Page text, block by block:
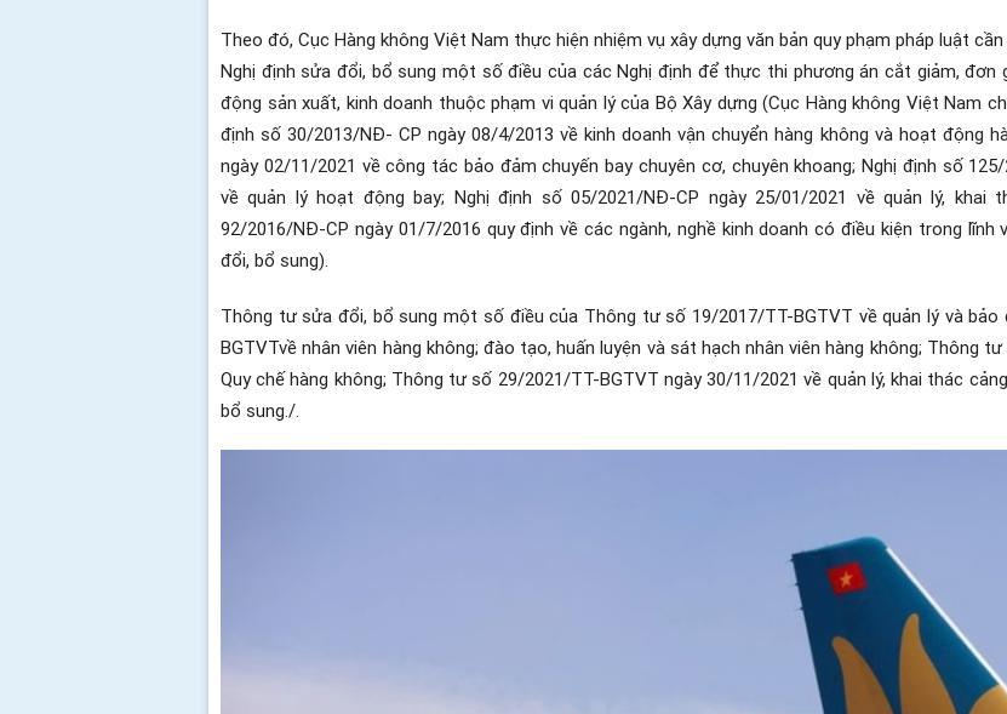
Theo đó, Cục Hàng không Việt Nam thực hiện nhiệm vụ xây dựng văn bản quy phạm pháp luật
Nghị định sửa đổi, bổ sung một số điều của các Nghị định để thực thi phương án cắt giảm, đơn
động sản xuất, kinh doanh thuộc phạm vi quản lý của Bộ Xây dựng (Cục Hàng không Việt Nam
định số 30/2013/NĐ- CP ngày 08/4/2013 về kinh doanh vận chuyển hàng không và hoạt động
ngày 02/11/2021 vềcông tác bảo đảm chuyến bay chuyên cơ, chuyên khoang; Nghị định số
về quản lý hoạt động bay; Nghị định số 05/2021/NĐ-CP ngày 25/01/2021 về quản lý, khai
92/2016/NĐ-CP ngày 01/7/2016 quy định về các ngành, nghề kinh doanh có điều kiện trong
đổi, bổ sung).
Thông tư sửa đổi, bổ sung một số điều của Thông tư số 19/2017/TT-BGTVT về quản lý và
BGTVTvề nhân viên hàng không; đào tạo, huấn luyện và sát hạch nhân viên hàng không; Thông
Quy chế hàng không; Thông tư số 29/2021/TT-BGTVT ngày 30/11/2021 về quản lý, khai thác
bổ sung./.